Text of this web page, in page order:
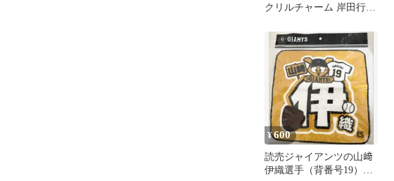
クリルチャーム 岸田行
¥600
読売ジャイアンツの山﨑
伊織選手（背番号19）の